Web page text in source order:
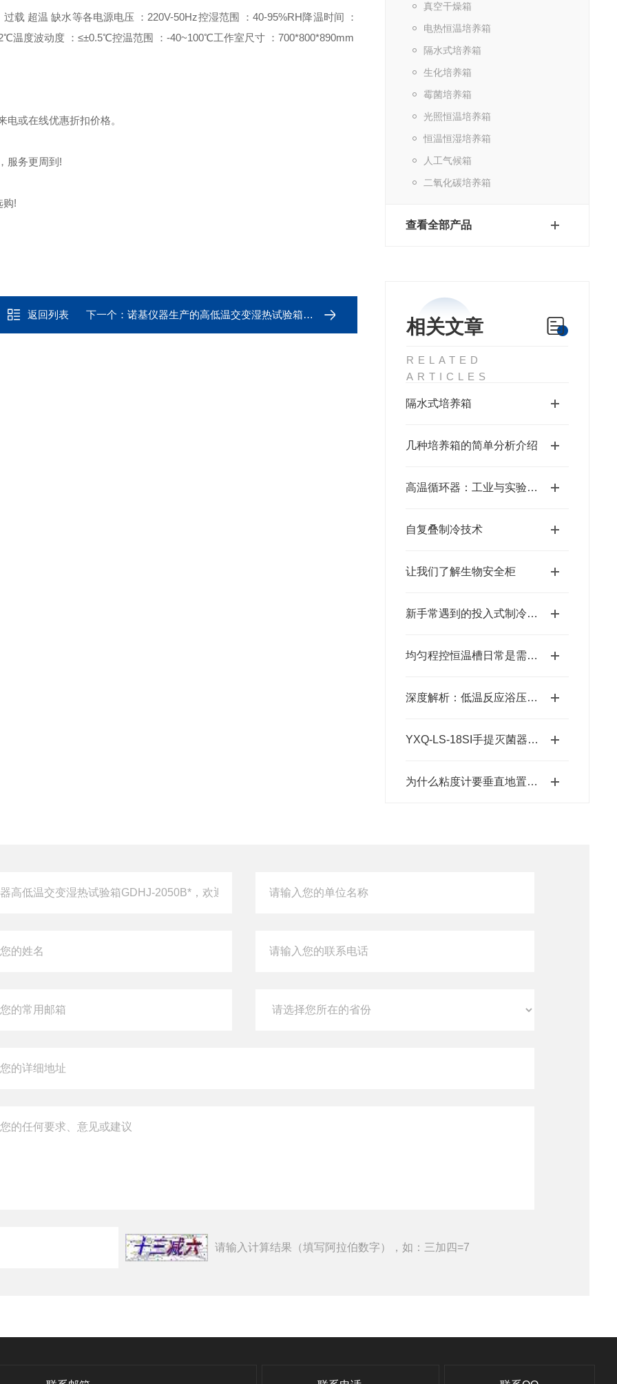
真空干燥箱
电热恒温培养箱
隔水式培养箱
生化培养箱
霉菌培养箱
光照恒温培养箱
恒温恒湿培养箱
人工气候箱
二氧化碳培养箱
查看全部产品
相关文章
RELATED
ARTICLES
隔水式培养箱
几种培养箱的简单分析介绍
高温循环器：工业与实验室的高温控温设备​
自复叠制冷技术
让我们了解生物安全柜
新手常遇到的投入式制冷器使用难题分析
均匀程控恒温槽日常是需要做哪些“体检”
深度解析：低温反应浴压缩机过热保护及常见故障排查
YXQ-LS-18SI手提灭菌器说明书
为什么粘度计要垂直地置于恒温槽中?
载 超温 缺水等各电源电压 ：220V-50Hz控湿范围 ：40-95%RH降温时间 ：
温度波动度 ：≤±0.5℃控温范围 ：-40~100℃工作室尺寸 ：700*800*890mm
或在线优惠折扣价格。
服务更周到!
购!
返回列表 下一个： 诺基仪器生产的高低温交变湿热试验箱GDHJ-2050B享受诺基仪器优质售后服务
请输入计算结果（填写阿拉伯数字），如：三加四=7